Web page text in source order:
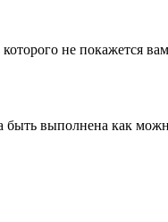
не покажется
быть выполнена как